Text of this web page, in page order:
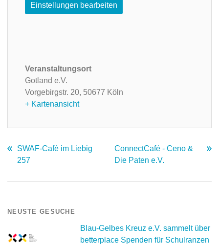
Einstellungen bearbeiten
Veranstaltungsort
Gotland e.V.
Vorgebirgstr. 20, 50677 Köln
+ Kartenansicht
SWAF-Café im Liebig
257
ConnectCafé - Ceno &
Die Paten e.V.
NEUSTE GESUCHE
Blau-Gelbes Kreuz e.V. sammelt über
betterplace Spenden für Schulranzen